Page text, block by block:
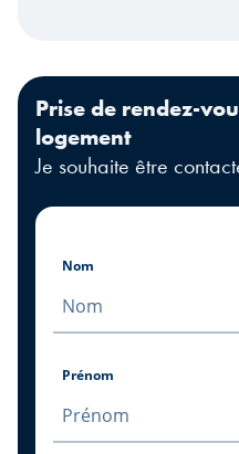
Prise de rendez-
logement
Je souhaite être
Nom
Prénom